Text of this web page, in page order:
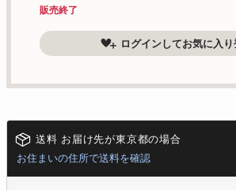
販売終了
ログインしてお気に入り
送料 お届け先が東京都の場合
お住まいの住所で送料を確認